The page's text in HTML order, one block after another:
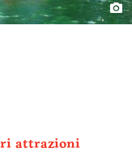
attrazioni